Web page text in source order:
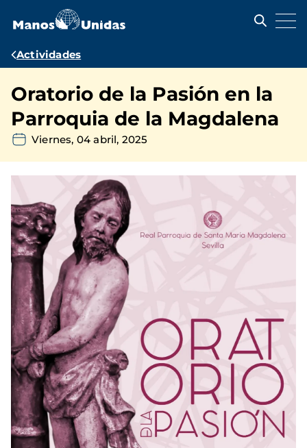
contenido
Ruta
navegación
Actividades
Oratorio de la Pasión en la
Parroquia de la Magdalena
Viernes, 04 abril, 2025